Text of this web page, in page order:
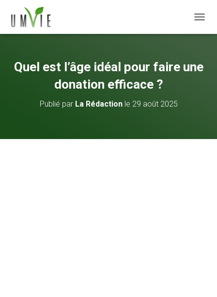
Quel est l’âge idéal pour faire une
donation efficace ?
Publié par La Rédactionle 29 août 2025